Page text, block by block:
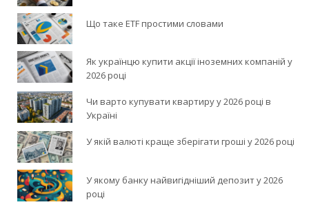
Що таке ETF простими словами
Як українцю купити акції іноземних компаній у
2026 році
Чи варто купувати квартиру у 2026 році в
Україні
У якій валюті краще зберігати гроші у 2026 році
У якому банку найвигідніший депозит у 2026
році